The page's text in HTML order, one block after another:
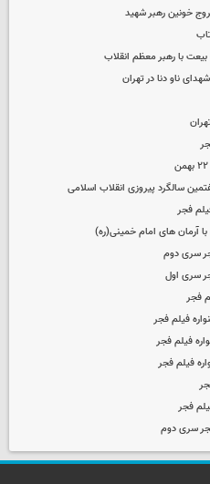
خونین رهبر شهید
با رهبر معظم انقلاب
ناو دنا در تهران
سالگرد پیروزی انقلاب اسلامی
فجر
با آرمان های امام خمینی(ره)
سری دوم
سری اول
فجر
فیلم فجر
فیلم فجر
فیلم فجر
فجر
سری دوم